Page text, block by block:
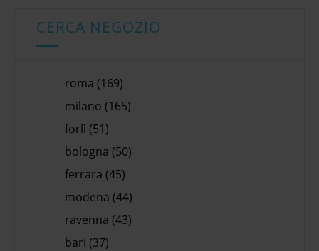
CERCA NEGOZIO
roma (169)
milano (165)
forlì (51)
bologna (50)
ferrara (45)
modena (44)
ravenna (43)
bari (37)